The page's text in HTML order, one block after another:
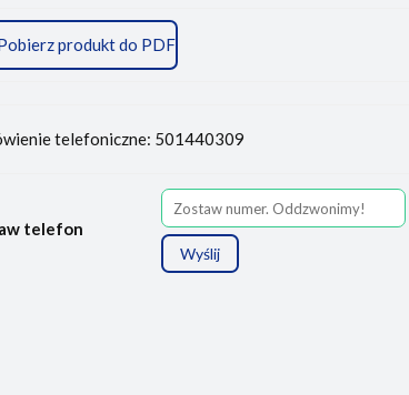
produkt do PDF
telefoniczne: 501440309
telefon
Wyślij